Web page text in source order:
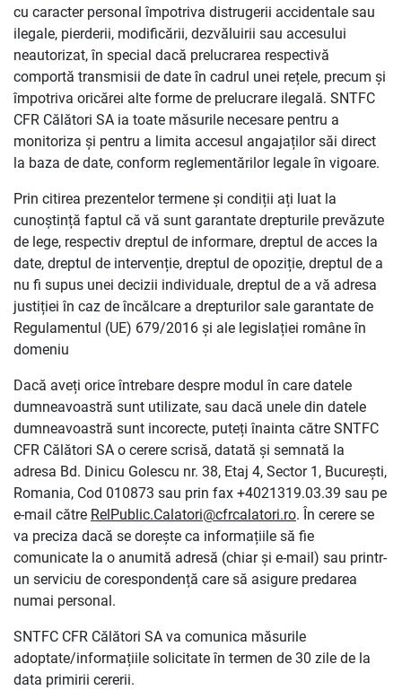
cu caracter personal împotriva distrugerii accidentale sau
ilegale, pierderii, modificării, dezvăluirii sau accesului
neautorizat, în special dacă prelucrarea respectivă
comportă transmisii de date în cadrul unei rețele, precum și
împotriva oricărei alte forme de prelucrare ilegală. SNTFC
CFR Călători SA ia toate măsurile necesare pentru a
monitoriza și pentru a limita accesul angajaților săi direct
la baza de date, conform reglementărilor legale în vigoare.
Prin citirea prezentelor termene și condiții ați luat la
cunoștință faptul că vă sunt garantate drepturile prevăzute
de lege, respectiv dreptul de informare, dreptul de acces la
date, dreptul de intervenție, dreptul de opoziție, dreptul de a
nu fi supus unei decizii individuale, dreptul de a vă adresa
justiției în caz de încălcare a drepturilor sale garantate de
Regulamentul (UE) 679/2016 și ale legislației române în
domeniu
Dacă aveți orice întrebare despre modul în care datele
dumneavoastră sunt utilizate, sau dacă unele din datele
dumneavoastră sunt incorecte, puteți înainta către SNTFC
CFR Călători SA o cerere scrisă, datată și semnată la
adresa Bd. Dinicu Golescu nr. 38, Etaj 4, Sector 1, București,
Romania, Cod 010873 sau prin fax +4021319.03.39 sau pe
e-mail către RelPublic.Calatori@cfrcalatori.ro. În cerere se
va preciza dacă se dorește ca informațiile să fie
comunicate la o anumită adresă (chiar și e-mail) sau printr-
un serviciu de corespondență care să asigure predarea
numai personal.
SNTFC CFR Călători SA va comunica măsurile
adoptate/informațiile solicitate în termen de 30 zile de la
data primirii cererii.